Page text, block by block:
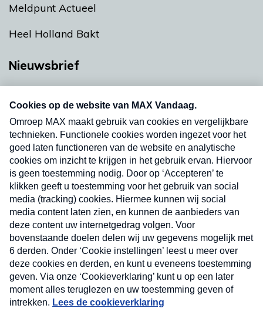
Meldpunt Actueel
Heel Holland Bakt
Nieuwsbrief
nieuwsbrief. Elke vrijdag- en dinsdagochtend in
uw mailbox.
Verzend
Nieuwsbrief
Neem hier een gratis abonnement op onze
nieuwsbrief. Elke vrijdag- en dinsdagochtend in uw